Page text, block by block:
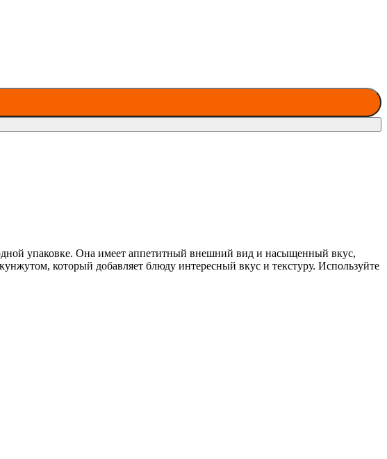
упаковке. Она имеет аппетитный внешний вид и насыщенный вкус,
который добавляет блюду интересный вкус и текстуру. Используйте